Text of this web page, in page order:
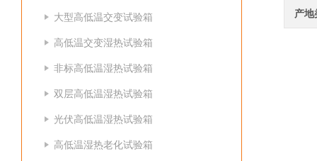
大型高低温交变试验箱
高低温交变湿热试验箱
非标高低温湿热试验箱
双层高低温湿热试验箱
光伏高低温湿热试验箱
高低温湿热老化试验箱
产地